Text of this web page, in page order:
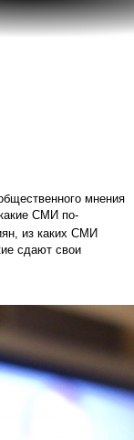
мнения
какие СМИ по-
из каких СМИ
сдают свои